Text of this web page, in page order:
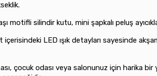
motifli silindir kutu, mini şapkalı peluş
içerisindeki LED ışık detayları sayesinde
çocuk odası veya salonunuz için harika bir